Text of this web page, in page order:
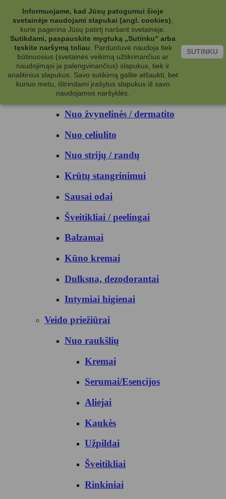
Kategorijos
Kosmetika
Kūno priežiūrai
Nuo prakaito
Kūno prausikliai
Nuo žvynelinės / dermatito
Nuo celiulito
Nuo strijų / randų
Krūtų stangrinimui
Sausai odai
Šveitikliai / peelingai
Balzamai
Kūno kremai
Dulksna, dezodorantai
Intymiai higienai
Veido priežiūrai
Nuo raukšlių
Kremai
Serumai/Esencijos
Aliejai
Kaukės
Užpildai
Šveitikliai
Rinkiniai
Informuojame, kad Jūsų patogumui šioje
svetainėje naudojami slapukai (angl. cookies)
kurie pagerina Jūsų patirtį naršant svetainėje.
Sutikdami, paspauskite mygtuką „Sutinku“ arba
tęskite naršymą toliau
Parduotuvė naudoja tiek
būtinuosius (svetainės veikimą užtikrinančius ar
naudojimąsi ja palengvinančius) slapukus, tiek ir
analitinius slapukus. Savo sutikimą galite atšaukti, bet
kuriuo metu, ištrindami įrašytus slapukus iš savo
naudojamos naršyklės.
SUTINKU